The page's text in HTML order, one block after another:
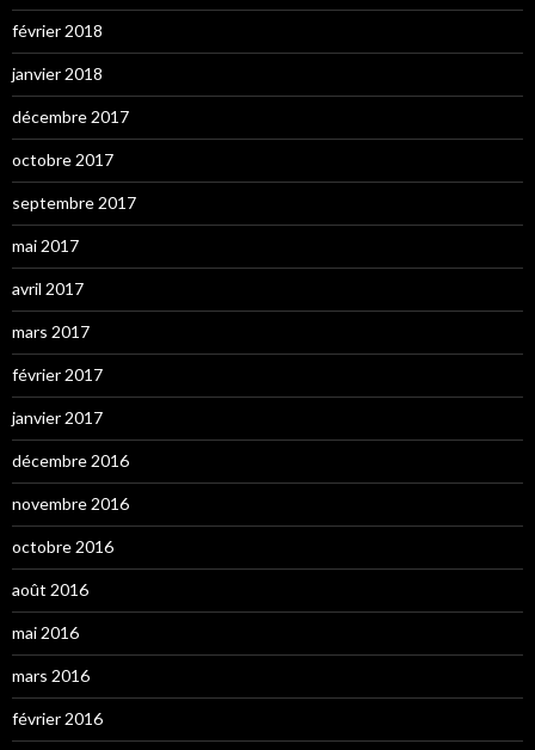
février 2018
janvier 2018
décembre 2017
octobre 2017
septembre 2017
mai 2017
avril 2017
mars 2017
février 2017
janvier 2017
décembre 2016
novembre 2016
octobre 2016
août 2016
mai 2016
mars 2016
février 2016